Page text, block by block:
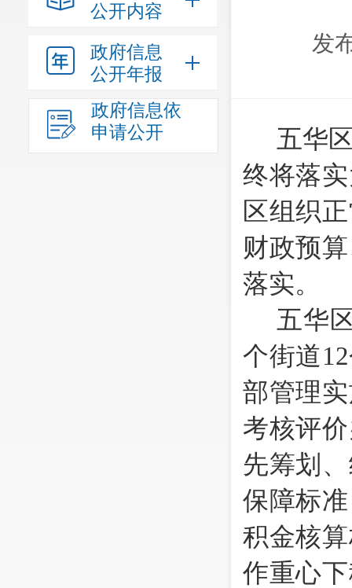
公开内容
政府信息
公开年报
政府信息依
申请公开
发
五华
终将落
区组织
财政预
落实。
五华
个街道
部管理
考核评
先筹划
保障标
积金核
作重心